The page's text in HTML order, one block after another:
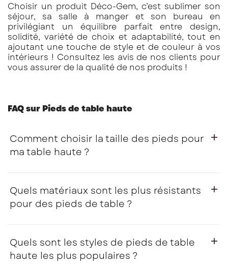
Choisir un produit Déco-Gem, c’est sublimer son
séjour, sa salle à manger et son bureau en
privilégiant un équilibre parfait entre design,
solidité, variété de choix et adaptabilité, tout en
ajoutant une touche de style et de couleur à vos
intérieurs ! Consultez les avis de nos clients pour
vous assurer de la qualité de nos produits !
FAQ sur Pieds de table haute
Comment choisir la taille des pieds pour
ma table haute ?
directement du type de table que vous souhaitez
créer : table de cuisine, bar, bureau haut, ou
encore meuble d’appoint.
hauteurs comprises entre 70 et 75 cm, ce qui
est adapté pour des tables de hauteur
standard.
Quels matériaux sont les plus résistants
pour des pieds de table ?
des matériaux est crucial. Voici les options les
plus robustes :
Quels sont les styles de pieds de table
haute les plus populaires ?